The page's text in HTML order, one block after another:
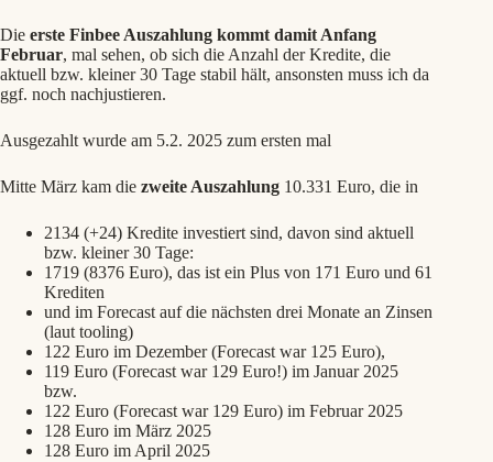
Die erste Finbee Auszahlung kommt damit Anfang
Februar, mal sehen, ob sich die Anzahl der Kredite, die
aktuell bzw. kleiner 30 Tage stabil hält, ansonsten muss ich da
ggf. noch nachjustieren.
Ausgezahlt wurde am 5.2. 2025 zum ersten mal
Mitte März kam die zweite Auszahlung 10.331 Euro, die in
2134 (+24) Kredite investiert sind, davon sind aktuell
bzw. kleiner 30 Tage:
1719 (8376 Euro), das ist ein Plus von 171 Euro und 61
Krediten
und im Forecast auf die nächsten drei Monate an Zinsen
(laut tooling)
122 Euro im Dezember (Forecast war 125 Euro),
119 Euro (Forecast war 129 Euro!) im Januar 2025
bzw.
122 Euro (Forecast war 129 Euro) im Februar 2025
128 Euro im März 2025
128 Euro im April 2025